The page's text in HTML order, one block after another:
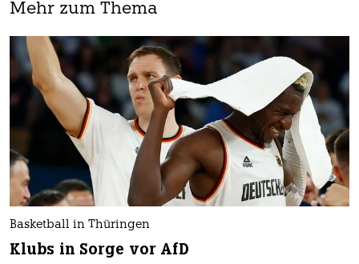
Mehr zum Thema
Basketball in Thüringen
Klubs in Sorge vor AfD